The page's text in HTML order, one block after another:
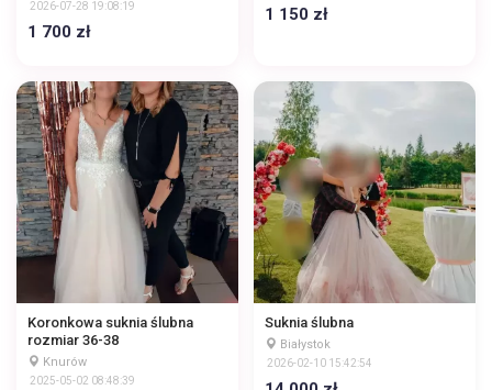
2026-07-28 19:08:19
1 700 zł
1 150 zł
Koronkowa suknia ślubna
rozmiar 36-38
Knurów
2025-05-02 08:48:39
Suknia ślubna
Białystok
2026-02-10 15:42:54